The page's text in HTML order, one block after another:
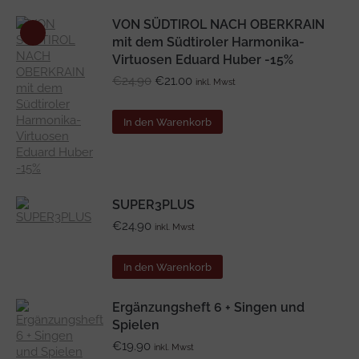
VON SÜDTIROL NACH OBERKRAIN
mit dem Südtiroler Harmonika-
Virtuosen Eduard Huber -15%
€24.90 Ursprünglicher
war:
€24.90
€21.00 Aktueller
ist:
€21.00.
inkl. Mwst
In den Warenkorb
SUPER3PLUS
€24.90 inkl. Mwst
In den Warenkorb
Ergänzungsheft 6 + Singen und
Spielen
€19.90 inkl. Mwst